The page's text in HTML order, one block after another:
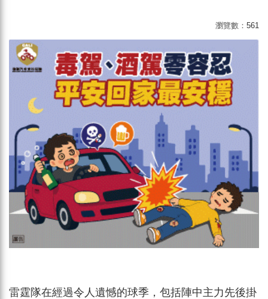
瀏覽數： 561
雷霆隊在經過令人遺憾的球季，包括陣中主力先後掛